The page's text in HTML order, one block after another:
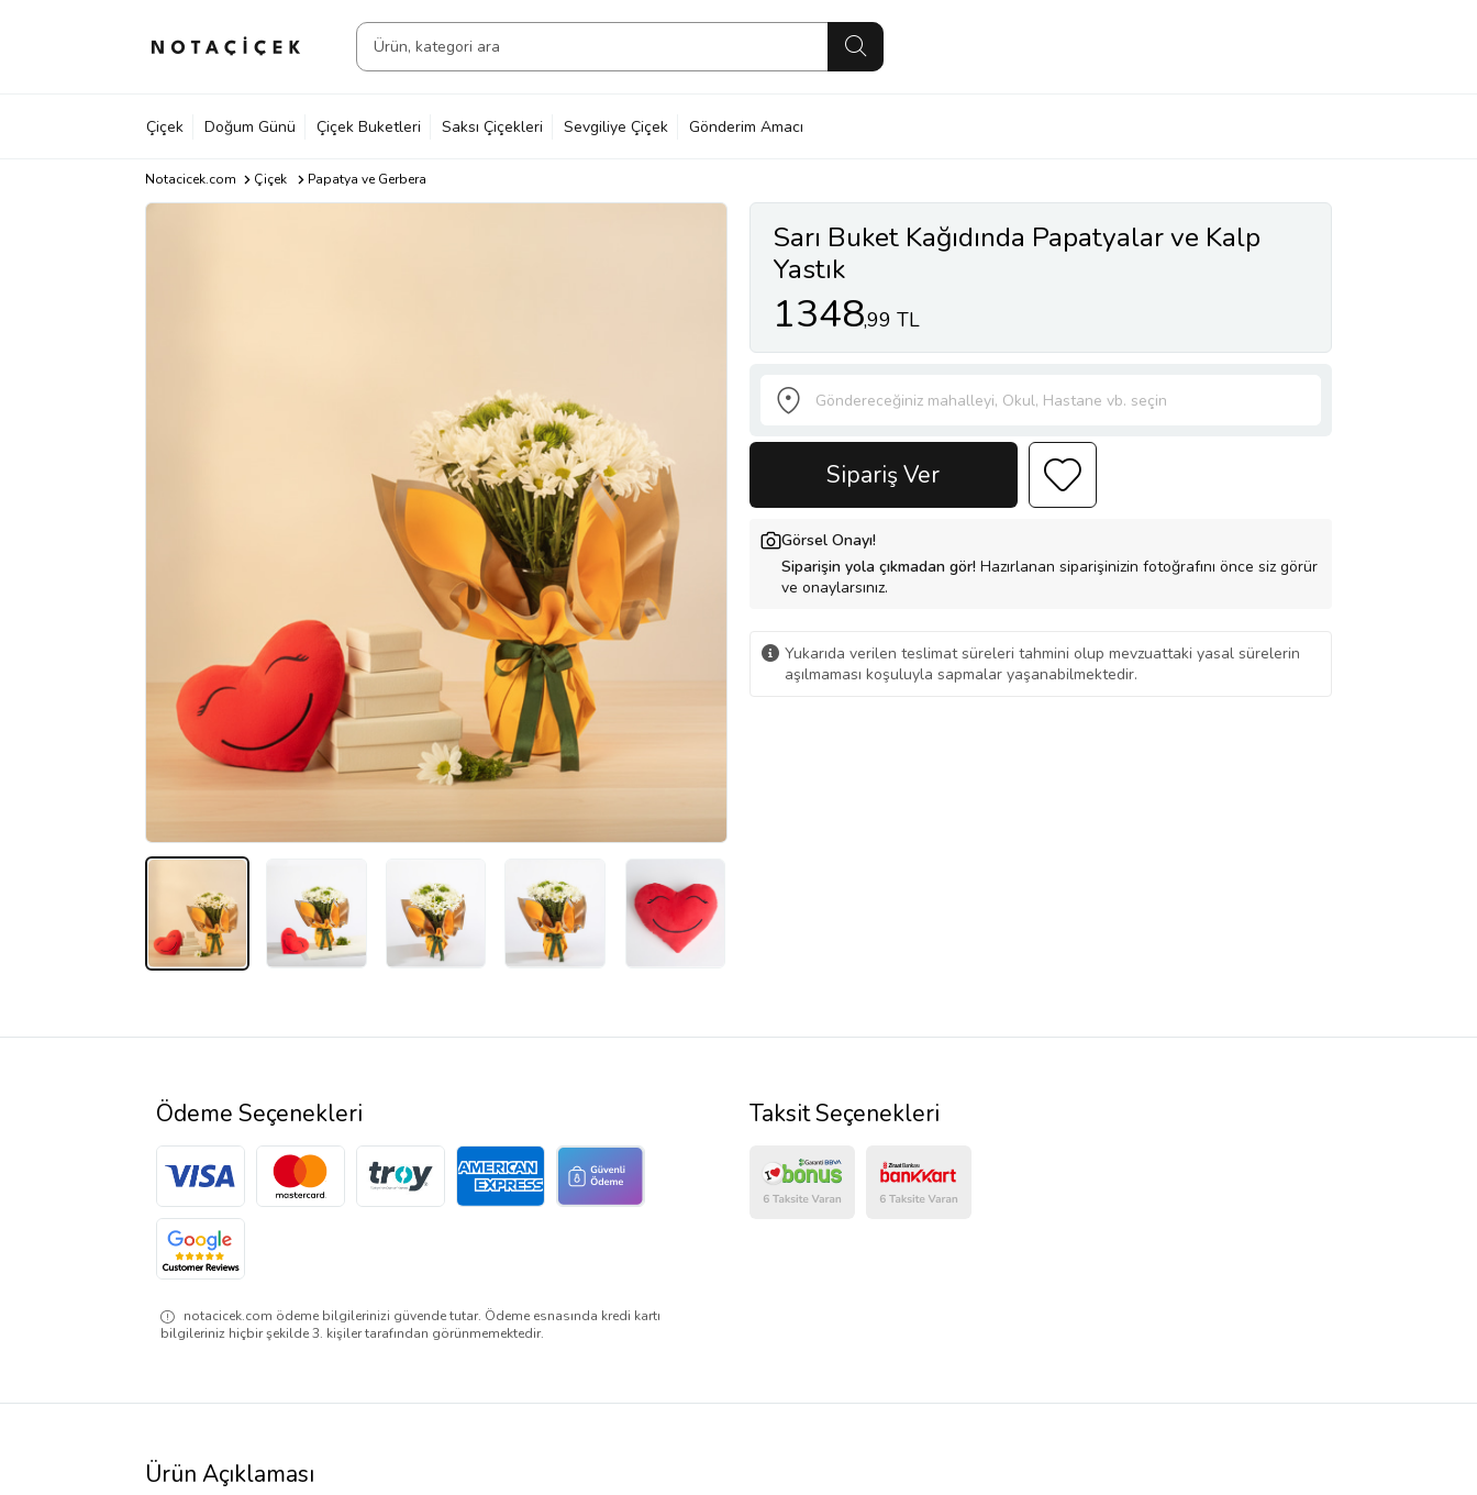
Çiçek Doğum Günü Çiçek Buketleri Saksı Çiçekleri Sevgiliye Çiçek Gönderim Amacı
Notacicek.com Çiçek Papatya ve Gerbera
Sarı Buket Kağıdında Papatyalar ve Kalp
Yastık
1348,99 TL
Sipariş Ver
Görsel Onayı!
Siparişin yola çıkmadan gör! Hazırlanan siparişinizin fotoğrafını önce siz görür
ve onaylarsınız.
Yukarıda verilen teslimat süreleri tahmini olup mevzuattaki yasal sürelerin
aşılmaması koşuluyla sapmalar yaşanabilmektedir.
Ödeme Seçenekleri
notacicek.com ödeme bilgilerinizi güvende tutar. Ödeme esnasında kredi kartı
bilgileriniz hiçbir şekilde 3. kişiler tarafından görünmemektedir.
Taksit Seçenekleri
Ürün Açıklaması